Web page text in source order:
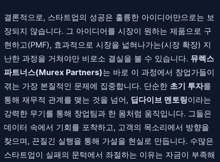
결론적으로, 스타트업의 성공은 훌륭한 아이디어만으로는 보
장되지 않습니다. 그 아이디어를 시장이 원하는 제품으로 구
현하고(PMF), 효과적으로 시장을 넓혀나가는(시장 확장) 지
난한 과정을 거쳐야만 비로소 결실을 볼 수 있습니다. 뮤렉스
파트너스(Murex Partners)는 바로 이 과정에서 창업가들이
겪는 가장 본질적인 문제에 집중합니다. 단순한 초기 투자를
통해 재무적 관계를 맺는 것을 넘어, 딥다이브 멘토링이라는
강력한 무기를 통해 창업팀과 한 몸처럼 움직입니다. 그들은
데이터 속에서 기회를 포착하고, 고객의 목소리에서 방향을
찾으며, 끈질긴 실행을 통해 가설을 현실로 만듭니다. 수많은
스타트업이 실패의 문턱에서 좌절하는 이유는 자금이 부족해